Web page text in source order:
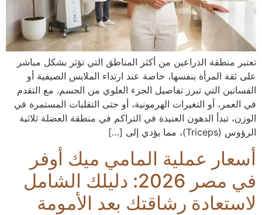
تعتبر منطقة الذراعين من أكثر المناطق التي تؤثر بشكل مباشر
على ثقة المرأة بنفسها، خاصة عند ارتداء الملابس الصيفية أو
الفساتين التي تبرز تفاصيل الجزء العلوي من الجسم. مع التقدم
في العمر، أو التغيرات الهرمونية، أو حتى التقلبات المستمرة في
الوزن، تبدأ الدهون العنيدة في التراكم في منطقة العضلة ثلاثية
الرؤوس (Triceps)، مما يؤدي إلى […]
أسعار عملية المامي ميك أوفر
في مصر 2026: دليلك الشامل
لاستعادة رشاقتك بعد الأمومة